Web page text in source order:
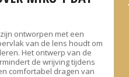
ontworpen met een
van de lens houdt om
Het ontwerp van de
de wrijving tijdens
comfortabel dragen van